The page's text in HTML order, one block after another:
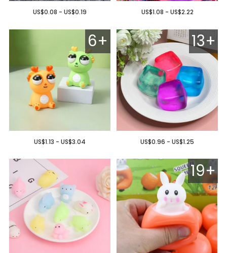
US$1.08 - US$2.22
US$0.08 - US$0.19
13+
US$0.96 - US$1.25
6+
US$1.13 - US$3.04
19+